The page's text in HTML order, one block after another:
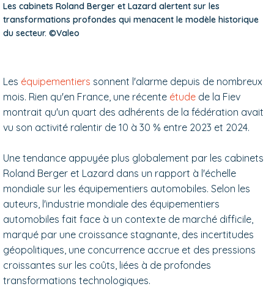
Les cabinets Roland Berger et Lazard alertent sur les
transformations profondes qui menacent le modèle historique
du secteur. ©Valeo
Les équipementiers sonnent l'alarme depuis de nombreux
mois. Rien qu'en France, une récente étude de la Fiev
montrait qu'un quart des adhérents de la fédération avait
vu son activité ralentir de 10 à 30 % entre 2023 et 2024.
Une tendance appuyée plus globalement par les cabinets
Roland Berger et Lazard dans un rapport à l'échelle
mondiale sur les équipementiers automobiles. Selon les
auteurs, l'industrie mondiale des équipementiers
automobiles fait face à un contexte de marché difficile,
marqué par une croissance stagnante, des incertitudes
géopolitiques, une concurrence accrue et des pressions
croissantes sur les coûts, liées à de profondes
transformations technologiques.